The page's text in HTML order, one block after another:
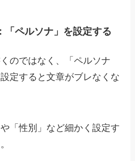
ペルソナ」を設定する
のではなく、「ペルソナ
定すると文章がブレなくな
「性別」など細かく設定す